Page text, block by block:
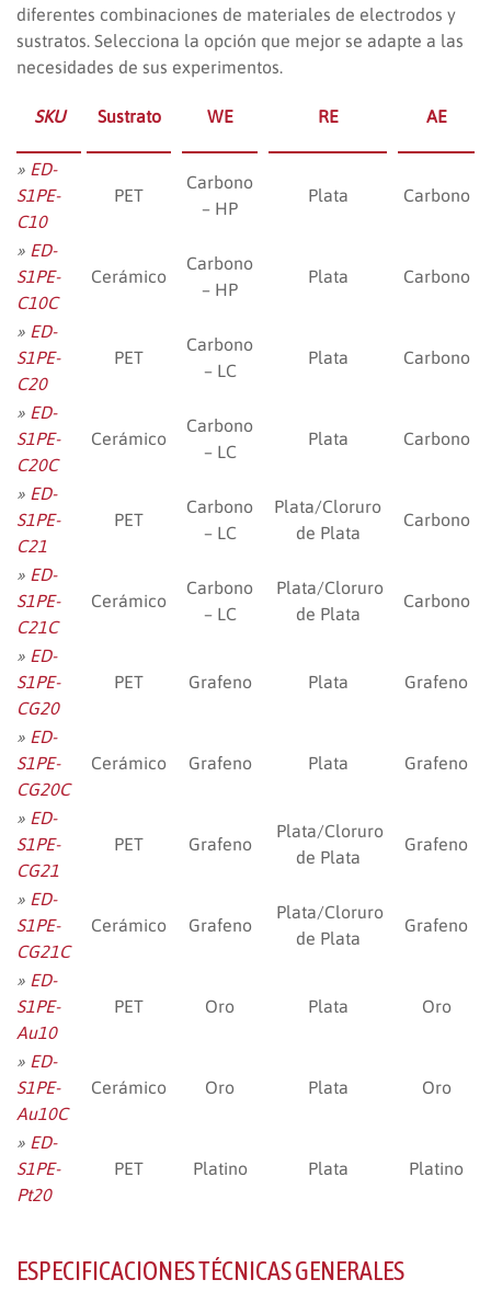
diferentes combinaciones de materiales de electrodos y
sustratos. Selecciona la opción que mejor se adapte a las
necesidades de sus experimentos.
SKU Sustrato WE RE AE
» ED-
S1PE-
C10
PET
Carbono
– HP
Plata Carbono
» ED-
S1PE-
C10C
Cerámico
Carbono
– HP
Plata Carbono
» ED-
S1PE-
C20
PET
Carbono
– LC
Plata Carbono
» ED-
S1PE-
C20C
Cerámico
Carbono
– LC
Plata Carbono
» ED-
S1PE-
C21
PET
Carbono
– LC
Plata/Cloruro
de Plata
Carbono
» ED-
S1PE-
C21C
Cerámico
Carbono
– LC
Plata/Cloruro
de Plata
Carbono
» ED-
S1PE-
CG20
PET Grafeno Plata Grafeno
» ED-
S1PE-
CG20C
Cerámico Grafeno Plata Grafeno
» ED-
S1PE-
CG21
PET Grafeno
Plata/Cloruro
de Plata
Grafeno
» ED-
S1PE-
CG21C
Cerámico Grafeno
Plata/Cloruro
de Plata
Grafeno
» ED-
S1PE-
Au10
PET Oro Plata Oro
» ED-
S1PE-
Au10C
Cerámico Oro Plata Oro
» ED-
S1PE-
Pt20
PET Platino Plata Platino
ESPECIFICACIONES TÉCNICAS GENERALES